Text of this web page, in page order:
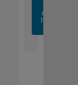
noch
heute